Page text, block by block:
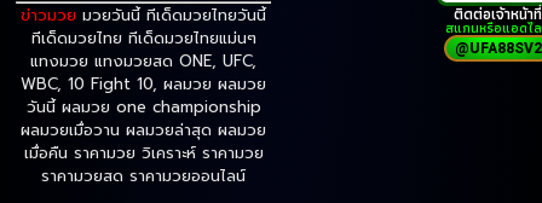
ข่าวมวย มวยวันนี้ ทีเด็ดมวยไทยวันนี้
ทีเด็ดมวยไทย ทีเด็ดมวยไทยแม่นๆ
แทงมวย แทงมวยสด ONE, UFC,
WBC, 10 Fight 10, ผลมวย ผลมวย
วันนี้ ผลมวย one championship
ผลมวยเมื่อวาน ผลมวยล่าสุด ผลมวย
เมื่อคืน ราคามวย วิเคราะห์ ราคามวย
ราคามวยสด ราคามวยออนไลน์
ติดต่อเจ้าหน้าที่
สแกนหรือแอดไ
@UFA88SV2